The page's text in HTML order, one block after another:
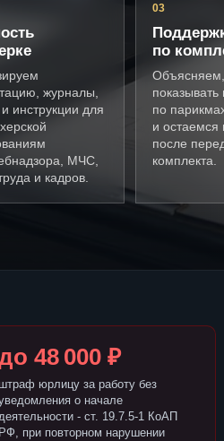
журналы,
инструкции для
МЧС,
и кадров.
03
по
Объясняем,
показывать
по
и остаемся
после
комплекта.
48 000 ₽
штраф юрлицу за работу без
о начале
- ст. 19.7.5-1 КоАП
РФ, при повторном нарушении